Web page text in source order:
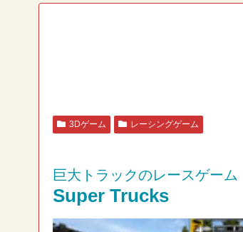
3Dゲーム レーシングゲーム
巨大トラックのレースゲーム
Super Trucks